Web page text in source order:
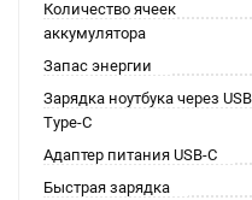
Количество ячеек
аккумулятора
Запас энергии
Зарядка ноутбука через USB
Type-C
Адаптер питания USB-C
Быстрая зарядка